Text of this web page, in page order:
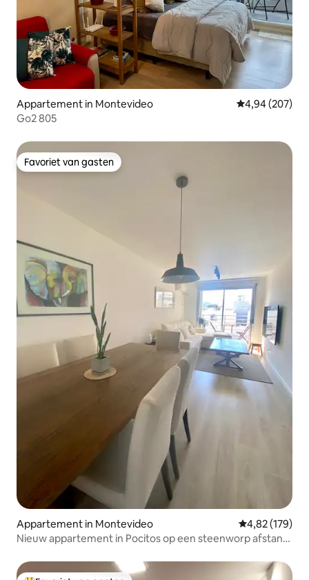
Appartement in Montevideo Gemiddelde
4,94 (207)
Go2 805
Favoriet van gasten
Favoriet van gasten
Appartement in Montevideo Gemiddelde
4,82 (179)
Nieuw appartement in Pocitos op een steenworp afstand